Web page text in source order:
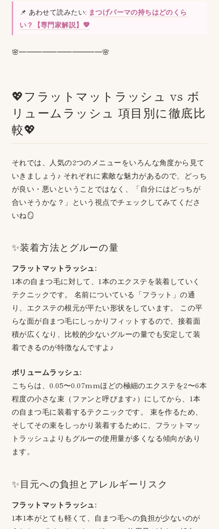
📌 あわせて読みたい: まつげパーマの持ちはどのくら
い？【専門家解説】💖
🌸━━━━━━━━━━━🌸
💖フラットマットラッシュ vs ボ
リュームラッシュ 項目別に徹底比
較💖
それでは、人気の2つのメニューをいろんな角度から見て
いきましょう♪ それぞれに素敵な魅力があるので、どっち
が良い・悪いということではなく、「自分にはどっちが
合いそうかな？」という視点でチェックしてみてくださ
いね🪞
✨装着方法とグルーの量
フラットマットラッシュ:
1本の自まつ毛に対して、1本のエクステを装着していく
テクニックです。 名前についている「フラット」の通
り、エクステの根元が平たい形状をしています。 この平
らな面が自まつ毛にしっかりフィットするので、接着面
積が広くなり、比較的少ないグルーの量でも安定して装
着できるのが特徴なんですよ♪
ボリュームラッシュ:
こちらは、0.05〜0.07mmほどの極細のエクステを2〜6本
程度の小さな束（ファンと呼びます♪）にしてから、1本
の自まつ毛に装着するテクニックです。 束を作るため、
そしてその束をしっかり装着するために、フラットマッ
トラッシュよりもグルーの使用量が多くなる傾向があり
ます。
✨目元への負担とアレルギーリスク
フラットマットラッシュ:
1本1本がとても軽くて、自まつ毛への負担が少ないのが